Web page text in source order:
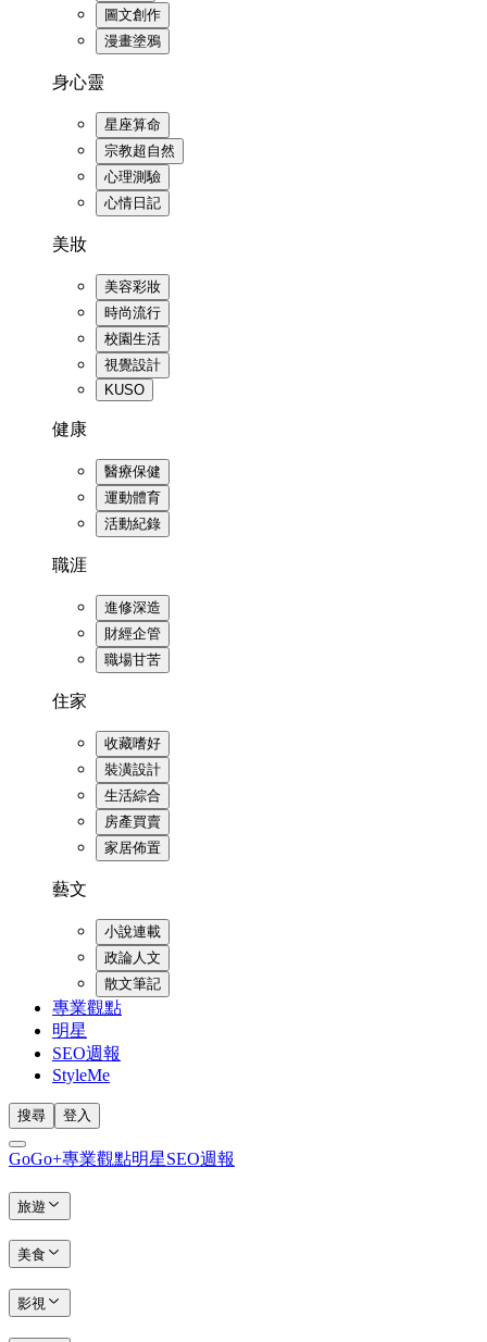
圖文創作
漫畫塗鴉
身心靈
星座算命
宗教超自然
心理測驗
心情日記
美妝
美容彩妝
時尚流行
校園生活
視覺設計
KUSO
健康
醫療保健
運動體育
活動紀錄
職涯
進修深造
財經企管
職場甘苦
住家
收藏嗜好
裝潢設計
生活綜合
房產買賣
家居佈置
藝文
小說連載
政論人文
散文筆記
專業觀點
明星
SEO週報
StyleMe
搜尋 登入
GoGo+專業觀點明星SEO週報
旅遊
美食
影視